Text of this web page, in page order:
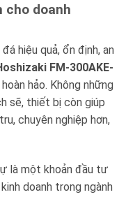
cho doanh
hiệu quả, ổn định, an
FM-300AKE-
hảo. Không những
sẽ, thiết bị còn giúp
chuyên nghiệp hơn,
là một khoản đầu tư
doanh trong ngành